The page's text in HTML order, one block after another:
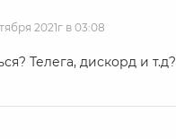
2021г в 03:08
Телега, дискорд и